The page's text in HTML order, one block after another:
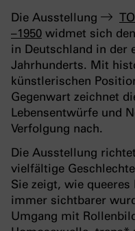
Die Ausstellung
–1950 widmet sich
in Deutschland in der
Jahrhunderts. Mit
künstlerischen
Gegenwart zeichnet
Lebensentwürfe und
Verfolgung nach.
Die Ausstellung
vielfältige
Sie zeigt, wie queeres
immer sichtbarer
Umgang mit